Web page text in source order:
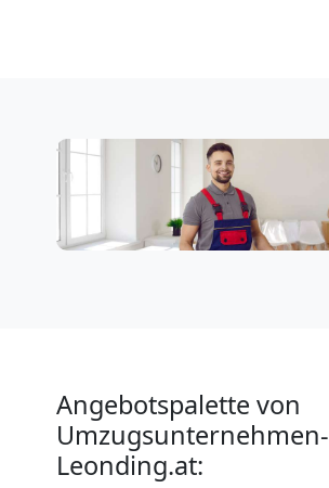
Angebotspalette von
Umzugsunternehmen-
Leonding.at: